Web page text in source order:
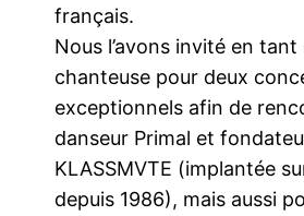
français.
Nous l’avons invité en tant
chanteuse pour deux
exceptionnels afin de
danseur Primal et
KLASSMVTE (implantée
depuis 1986), mais aussi